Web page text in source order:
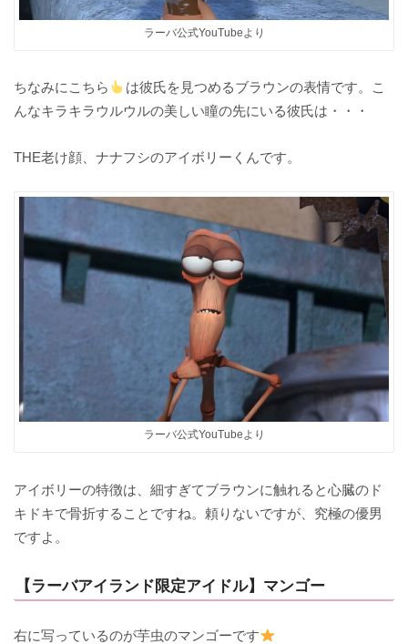
ラーバ公式YouTubeより
ちなみにこちら
は彼氏を見つめるブラウンの表情です。こ
んなキラキラウルウルの美しい瞳の先にいる彼氏は・・・
THE老け顔、ナナフシのアイボリーくんです。
ラーバ公式YouTubeより
アイボリーの特徴は、細すぎてブラウンに触れると心臓のド
キドキで骨折することですね。頼りないですが、究極の優男
ですよ。
【ラーバアイランド限定アイドル】マンゴー
右に写っているのが芋虫のマンゴーです